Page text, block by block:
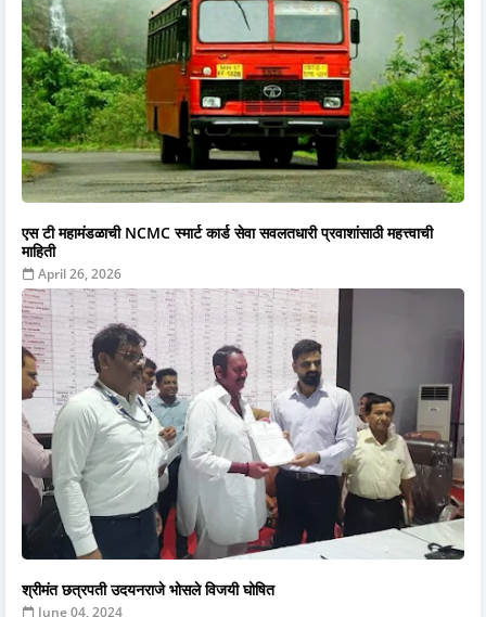
एस टी महामंडळाची NCMC स्मार्ट कार्ड सेवा सवलतधारी प्रवाशांसाठी महत्त्वाची
माहिती
April 26, 2026
श्रीमंत छत्रपती उदयनराजे भोसले विजयी घोषित
June 04, 2024